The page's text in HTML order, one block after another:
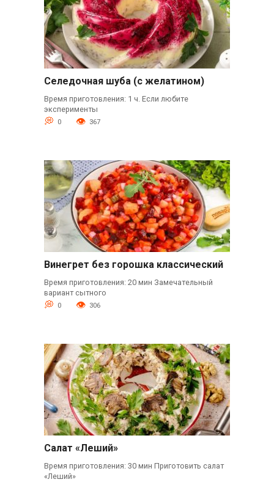
Селедочная шуба (с желатином)
Время приготовления: 1 ч. Если любите
эксперименты
0 367
Винегрет без горошка классический
Время приготовления: 20 мин Замечательный
вариант сытного
0 306
Салат «Леший»
Время приготовления: 30 мин Приготовить салат
«Леший»